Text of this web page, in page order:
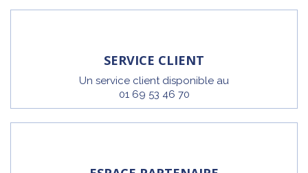
SERVICE CLIENT
Un service client disponible au
01 69 53 46 70